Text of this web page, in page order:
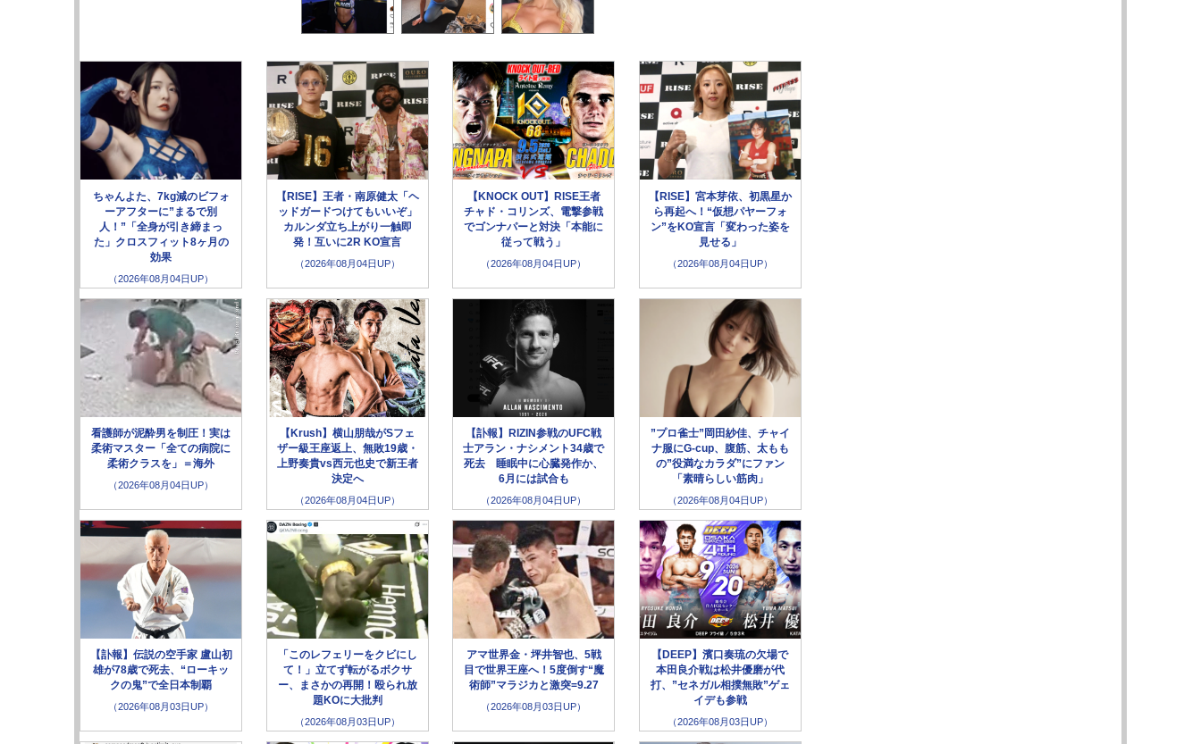
ちゃんよた、7kg減のビフォ
ーアフターに”まるで別
人！”「全身が引き締まっ
た」クロスフィット8ヶ月の
効果
（2026年08月04日UP）
【RISE】王者・南原健太「ヘ
ッドガードつけてもいいぞ」
カルンダ立ち上がり一触即
発！互いに2R KO宣言
（2026年08月04日UP）
【KNOCK OUT】RISE王者
チャド・コリンズ、電撃参戦
でゴンナパーと対決「本能に
従って戦う」
（2026年08月04日UP）
【RISE】宮本芽依、初黒星か
ら再起へ！“仮想パヤーフォ
ン”をKO宣言「変わった姿を
見せる」
（2026年08月04日UP）
看護師が泥酔男を制圧！実は
柔術マスター「全ての病院に
柔術クラスを」＝海外
（2026年08月04日UP）
【Krush】横山朋哉がSフェ
ザー級王座返上、無敗19歳・
上野奏貴vs西元也史で新王者
決定へ
（2026年08月04日UP）
【訃報】RIZIN参戦のUFC戦
士アラン・ナシメント34歳で
死去 睡眠中に心臓発作か、
6月には試合も
（2026年08月04日UP）
”プロ雀士”岡田紗佳、チャイ
ナ服にG-cup、腹筋、太もも
の”役満なカラダ”にファン
「素晴らしい筋肉」
（2026年08月04日UP）
【訃報】伝説の空手家 盧山初
雄が78歳で死去、“ローキッ
クの鬼”で全日本制覇
（2026年08月03日UP）
「このレフェリーをクビにし
て！」立てず転がるボクサ
ー、まさかの再開！殴られ放
題KOに大批判
（2026年08月03日UP）
アマ世界金・坪井智也、5戦
目で世界王座へ！5度倒す“魔
術師”マラジカと激突=9.27
（2026年08月03日UP）
【DEEP】濱口奏琉の欠場で
本田良介戦は松井優磨が代
打、”セネガル相撲無敗”ゲェ
イデも参戦
（2026年08月03日UP）